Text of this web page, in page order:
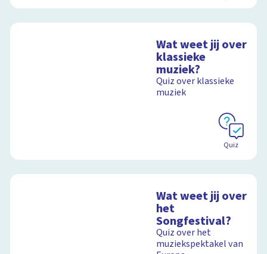
Wat weet jij over
klassieke
muziek?
Quiz over klassieke
muziek
Quiz
Wat weet jij over
het
Songfestival?
Quiz over het
muziekspektakel van